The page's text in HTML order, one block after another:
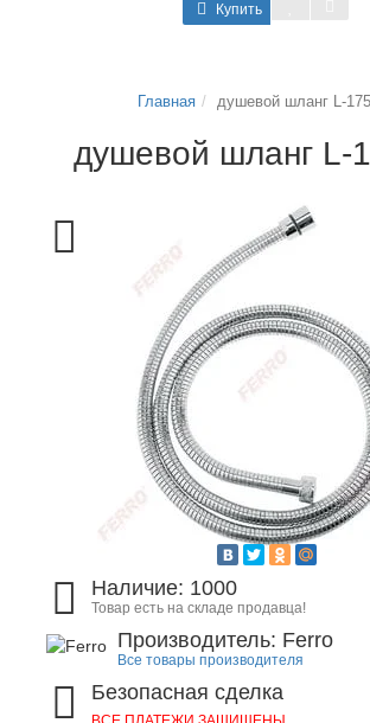
Купить
Главная душевой шланг L-
душевой шланг L-
Наличие: 1000
Товар есть на складе продавца!
Производитель: Ferro
Все товары производителя
Безопасная сделка